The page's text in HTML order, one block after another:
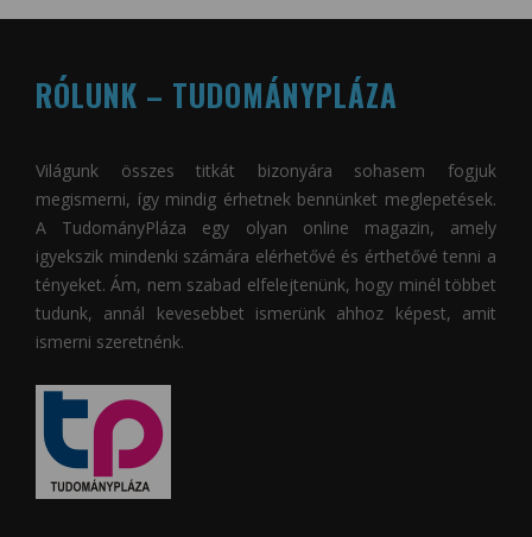
RÓLUNK – TUDOMÁNYPLÁZA
Világunk összes titkát bizonyára sohasem fogjuk
megismerni, így mindig érhetnek bennünket meglepetések.
A TudományPláza egy olyan online magazin, amely
igyekszik mindenki számára elérhetővé és érthetővé tenni a
tényeket. Ám, nem szabad elfelejtenünk, hogy minél többet
tudunk, annál kevesebbet ismerünk ahhoz képest, amit
ismerni szeretnénk.